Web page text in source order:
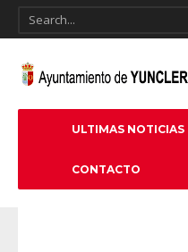
ULTIMAS NOTICIAS
CONTACTO